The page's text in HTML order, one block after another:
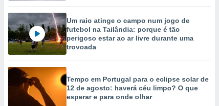
Um raio atinge o campo num jogo de
futebol na Tailândia: porque é tão
perigoso estar ao ar livre durante uma
trovoada
Tempo em Portugal para o eclipse solar de
12 de agosto: haverá céu limpo? O que
esperar e para onde olhar